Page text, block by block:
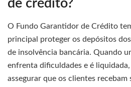
de crédito?
O Fundo Garantidor de Crédito
principal proteger os depósitos
de insolvência bancária. Quando
enfrenta dificuldades e é
assegurar que os clientes recebam